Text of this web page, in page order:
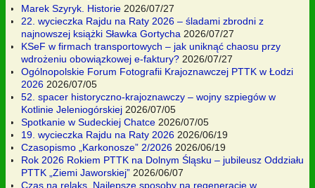
Marek Szyryk. Historie 2026/07/27
22. wycieczka Rajdu na Raty 2026 – śladami zbrodni z
najnowszej książki Sławka Gortycha 2026/07/27
KSeF w firmach transportowych – jak uniknąć chaosu przy
wdrożeniu obowiązkowej e-faktury? 2026/07/27
Ogólnopolskie Forum Fotografii Krajoznawczej PTTK w Łodzi
2026 2026/07/05
52. spacer historyczno-krajoznawczy – wojny szpiegów w
Kotlinie Jeleniogórskiej 2026/07/05
Spotkanie w Sudeckiej Chatce 2026/07/05
19. wycieczka Rajdu na Raty 2026 2026/06/19
Czasopismo „Karkonosze” 2/2026 2026/06/19
Rok 2026 Rokiem PTTK na Dolnym Śląsku – jubileusz Oddziału
PTTK „Ziemi Jaworskiej” 2026/06/07
Czas na relaks. Najlepsze sposoby na regenerację w